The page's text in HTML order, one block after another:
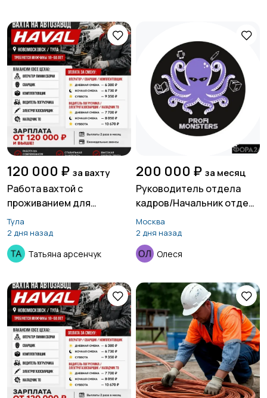
120 000 ₽ за вахту
Работа вахтой с
проживанием для
женщин, для мужчин
Тула
2 дня назад
Татьяна арсенчук
200 000 ₽ за месяц
Руководитель отдела
кадров/Начальник отдела
кадров
Москва
2 дня назад
Олеся